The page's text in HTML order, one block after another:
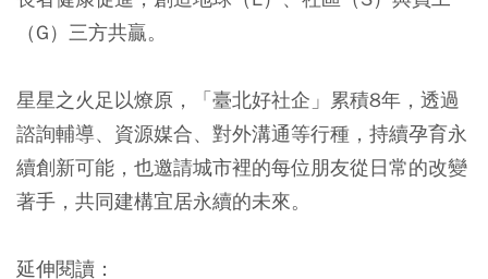
（G）三方共贏。
星星之火足以燎原，「臺北好社企」累積8年，透過
諮詢輔導、資源媒合、對外溝通等行種，持續孕育永
續創新可能，也邀請城市裡的每位朋友從日常的改變
著手，共同建構宜居永續的未來。
延伸閱讀：